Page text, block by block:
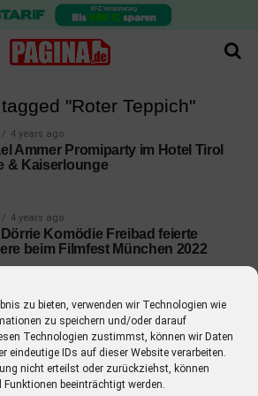
zu bieten, verwenden wir Technologien wie
zu speichern und/oder darauf
Technologien zustimmst, können wir Daten
eindeutige IDs auf dieser Website verarbeiten.
nicht erteilst oder zurückziehst, können
beeinträchtigt werden.
"Roter Teppich"
4 years ago
Ammer Promiparty im Hotel Tirol
& Kaiserlounge
4 years ago
Komödie Freibad feierte
beim Filmfest München 2022
EMPFOHLEN